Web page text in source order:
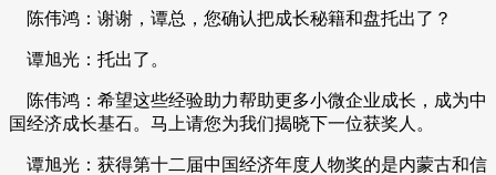
陈伟鸿：谢谢，谭总，您确认把成长秘籍和盘托出了？
谭旭光：托出了。
陈伟鸿：希望这些经验助力帮助更多小微企业成长，成为中
国经济成长基石。马上请您为我们揭晓下一位获奖人。
谭旭光：获得第十二届中国经济年度人物奖的是内蒙古和信